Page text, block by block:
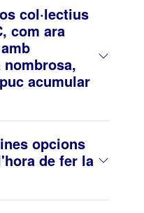
col·lectius
com ara
acumular
opcions
de fer la